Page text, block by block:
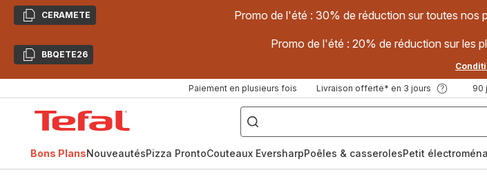
CopierCERAMETE Promo de l'été : 30% de réduction sur toutes nos
CopierBBQETE26
Promo de l'été : 20% de réduction sur les
Paiement en plusieurs fois Livraison offerte* en 3 jours 90
["Poêles
inox,
Cake
Factory,
Bons PlansNouveautésPizza ProntoCouteaux EversharpPoêles & casserolesPetit